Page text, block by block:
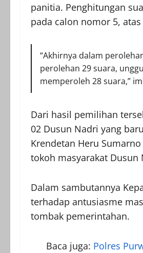
panitia. Penghitungan
pada calon nomor 5,
“Akhirnya dalam
perolehan 29 suara,
memperoleh 28 suara,”
Dari hasil pemilihan
02 Dusun Nadri yang
Krendetan Heru
tokoh masyarakat Dusun
Dalam sambutannya
terhadap antusiasme
tombak pemerintahan.
Baca juga: Polres